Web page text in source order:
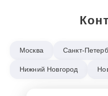
Москва Санкт-
Нижний Новгород